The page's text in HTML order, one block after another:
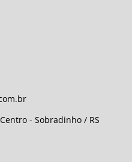
- Sobradinho / RS